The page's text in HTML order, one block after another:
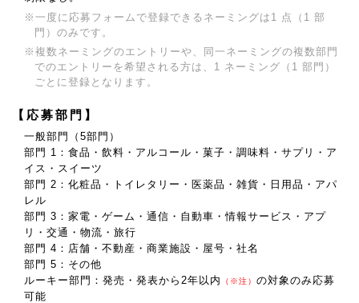
※一度に応募フォームで登録できるネーミングは1 点（1 部
門）のみです。
※複数ネーミングのエントリーや、同一ネーミングの複数部門
でのエントリーを希望される方は、 1 ネーミング（1 部門）
ごとに登録となります。
【応募部門】
一般部門（5部門）
部門 1：食品・飲料・アルコール・菓子・調味料・サプリ・ア
イス・スイーツ
部門 2：化粧品・トイレタリー・医薬品・雑貨・日用品・アパ
レル
部門 3：家電・ゲーム・通信・自動車・情報サービス・アプ
リ・交通・物流・旅行
部門 4：店舗・不動産・商業施設・屋号・社名
部門 5：その他
ルーキー部門：発売・発表から2年以内
（※注） の対象のみ応募
可能